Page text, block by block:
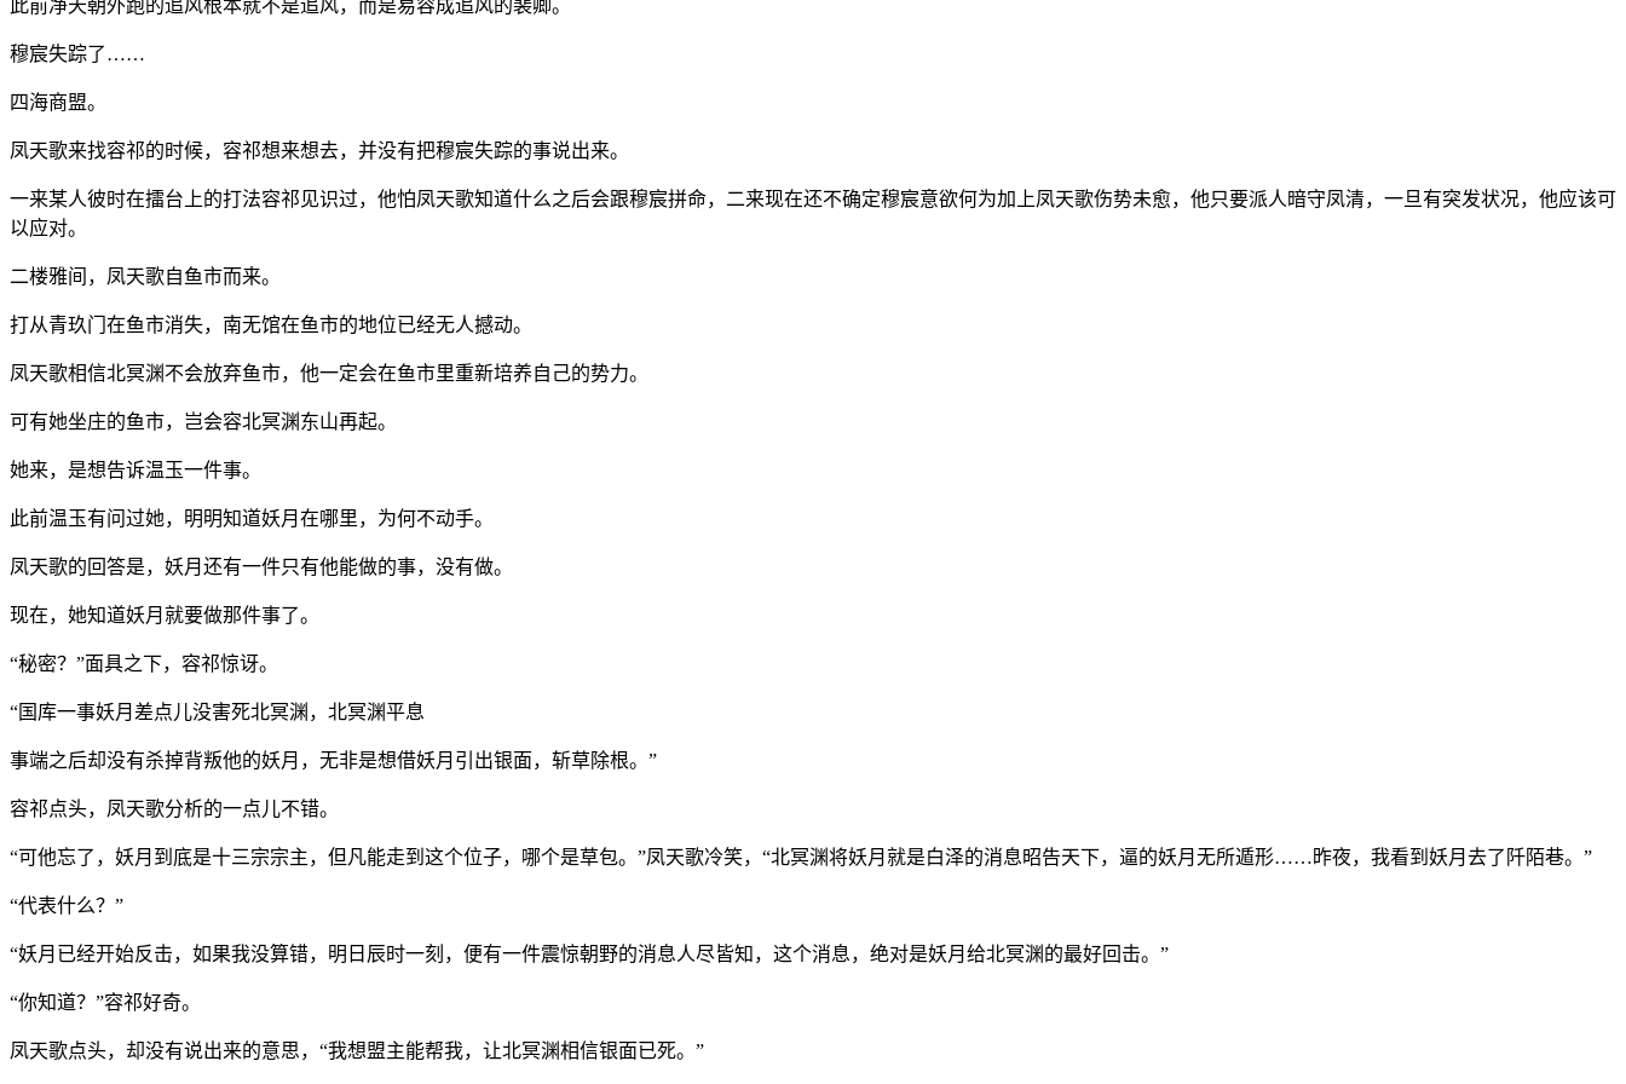
此前净天朝外跑的追风根本就不是追风，而是易容成追风的裴卿。
穆宸失踪了……
四海商盟。
凤天歌来找容祁的时候，容祁想来想去，并没有把穆宸失踪的事说出来。
一来某人彼时在擂台上的打法容祁见识过，他怕凤天歌知道什么之后会跟穆宸拼命，二来现在还不确定穆宸意欲何为加上凤天歌伤势未愈，他只要派人暗守凤清，一旦有突发状况，他应该可
以应对。
二楼雅间，凤天歌自鱼市而来。
打从青玖门在鱼市消失，南无馆在鱼市的地位已经无人撼动。
凤天歌相信北冥渊不会放弃鱼市，他一定会在鱼市里重新培养自己的势力。
可有她坐庄的鱼市，岂会容北冥渊东山再起。
她来，是想告诉温玉一件事。
此前温玉有问过她，明明知道妖月在哪里，为何不动手。
凤天歌的回答是，妖月还有一件只有他能做的事，没有做。
现在，她知道妖月就要做那件事了。
“秘密？”面具之下，容祁惊讶。
“国库一事妖月差点儿没害死北冥渊，北冥渊平息
事端之后却没有杀掉背叛他的妖月，无非是想借妖月引出银面，斩草除根。”
容祁点头，凤天歌分析的一点儿不错。
“可他忘了，妖月到底是十三宗宗主，但凡能走到这个位子，哪个是草包。”凤天歌冷笑，“北冥渊将妖月就是白泽的消息昭告天下，逼的妖月无所遁形……昨夜，我看到妖月去了阡陌巷。”
“代表什么？”
“妖月已经开始反击，如果我没算错，明日辰时一刻，便有一件震惊朝野的消息人尽皆知，这个消息，绝对是妖月给北冥渊的最好回击。”
“你知道？”容祁好奇。
凤天歌点头，却没有说出来的意思，“我想盟主能帮我，让北冥渊相信银面已死。”